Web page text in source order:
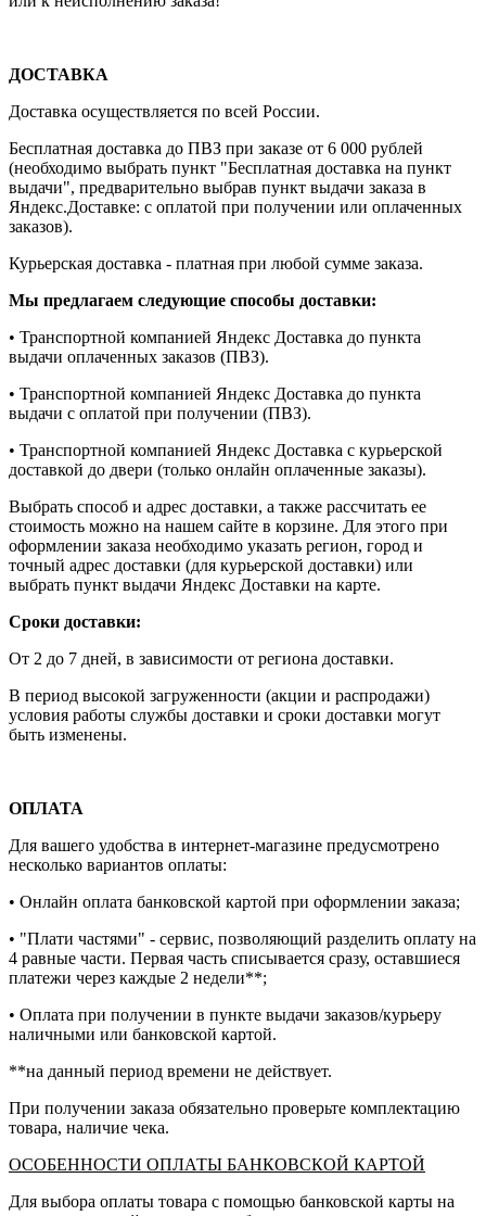
ДОСТАВКА
Доставка осуществляется по всей России.
Бесплатная доставка до ПВЗ при заказе от 6 000 рублей
(необходимо выбрать пункт "Бесплатная доставка на пункт
выдачи", предварительно выбрав пункт выдачи заказа в
Яндекс.Доставке: с оплатой при получении или оплаченных
заказов).
Курьерская доставка - платная при любой сумме заказа.
Мы предлагаем следующие способы доставки:
• Транспортной компанией Яндекс Доставка до пункта
выдачи оплаченных заказов (ПВЗ).
• Транспортной компанией Яндекс Доставка до пункта
выдачи с оплатой при получении (ПВЗ).
• Транспортной компанией Яндекс Доставка с курьерской
доставкой до двери (только онлайн оплаченные заказы).
Выбрать способ и адрес доставки, а также рассчитать ее
стоимость можно на нашем сайте в корзине. Для этого при
оформлении заказа необходимо указать регион, город и
точный адрес доставки (для курьерской доставки) или
выбрать пункт выдачи Яндекс Доставки на карте.
Сроки доставки:
От 2 до 7 дней, в зависимости от региона доставки.
В период высокой загруженности (акции и распродажи)
условия работы службы доставки и сроки доставки могут
быть изменены.
ОПЛАТА
Для вашего удобства в интернет-магазине предусмотрено
несколько вариантов оплаты:
• Онлайн оплата банковской картой при оформлении заказа;
• "Плати частями" - сервис, позволяющий разделить оплату на
4 равные части. Первая часть списывается сразу, оставшиеся
платежи через каждые 2 недели**;
• Оплата при получении в пункте выдачи заказов/курьеру
наличными или банковской картой.
**на данный период времени не действует.
При получении заказа обязательно проверьте комплектацию
товара, наличие чека.
ОСОБЕННОСТИ ОПЛАТЫ БАНКОВСКОЙ КАРТОЙ
Для выбора оплаты товара с помощью банковской карты на